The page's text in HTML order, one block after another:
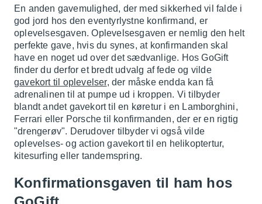
En anden gavemulighed, der med sikkerhed vil falde i
god jord hos den eventyrlystne konfirmand, er
oplevelsesgaven. Oplevelsesgaven er nemlig den helt
perfekte gave, hvis du synes, at konfirmanden skal
have en noget ud over det sædvanlige. Hos GoGift
finder du derfor et bredt udvalg af fede og vilde
gavekort til oplevelser, der måske endda kan få
adrenalinen til at pumpe ud i kroppen. Vi tilbyder
blandt andet gavekort til en køretur i en Lamborghini,
Ferrari eller Porsche til konfirmanden, der er en rigtig
"drengerøv". Derudover tilbyder vi også vilde
oplevelses- og action gavekort til en helikoptertur,
kitesurfing eller tandemspring.
Konfirmationsgaven til ham hos